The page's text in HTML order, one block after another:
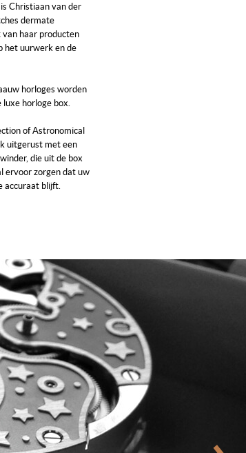
Christiaan van der
dermate
haar producten
het uurwerk en de
horloges worden
luxe horloge box.
of Astronomical
uitgerust met een
die uit de box
ervoor zorgen dat uw
accuraat blijft.